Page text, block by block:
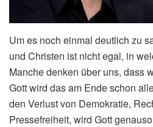
Um es noch einmal deutlich zu
und Christen ist nicht egal, in
Manche denken über uns, dass
Gott wird das am Ende schon
den Verlust von Demokratie,
Pressefreiheit, wird Gott